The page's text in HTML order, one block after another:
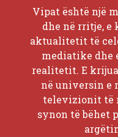
Vipat është një
dhe në rritje,
aktualitetit të
mediatike dhe
realitetit. E
në universin e
televizionit të
synon të bëhet